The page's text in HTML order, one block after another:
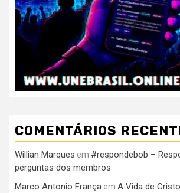
COMENTÁRIOS
Willian Marques em #respondebob –
perguntas dos membros
Marco Antonio França em A Vida de